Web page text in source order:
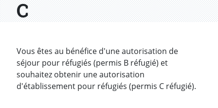
C
Introduction
Vous êtes au bénéfice d'une autorisation de
séjour pour réfugiés (permis B réfugié) et
souhaitez obtenir une autorisation
d'établissement pour réfugiés (permis C réfugié).